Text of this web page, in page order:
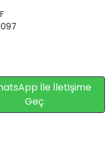
İle İletişime
Geç